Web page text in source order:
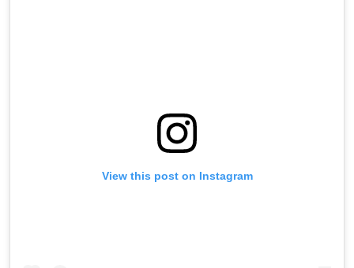
View this post on Instagram